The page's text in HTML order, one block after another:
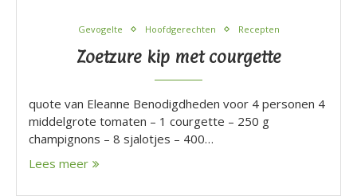
Gevogelte Hoofdgerechten Recepten
Zoetzure kip met courgette
quote van Eleanne Benodigdheden voor 4 personen 4
middelgrote tomaten – 1 courgette – 250 g
champignons – 8 sjalotjes – 400…
Lees meer